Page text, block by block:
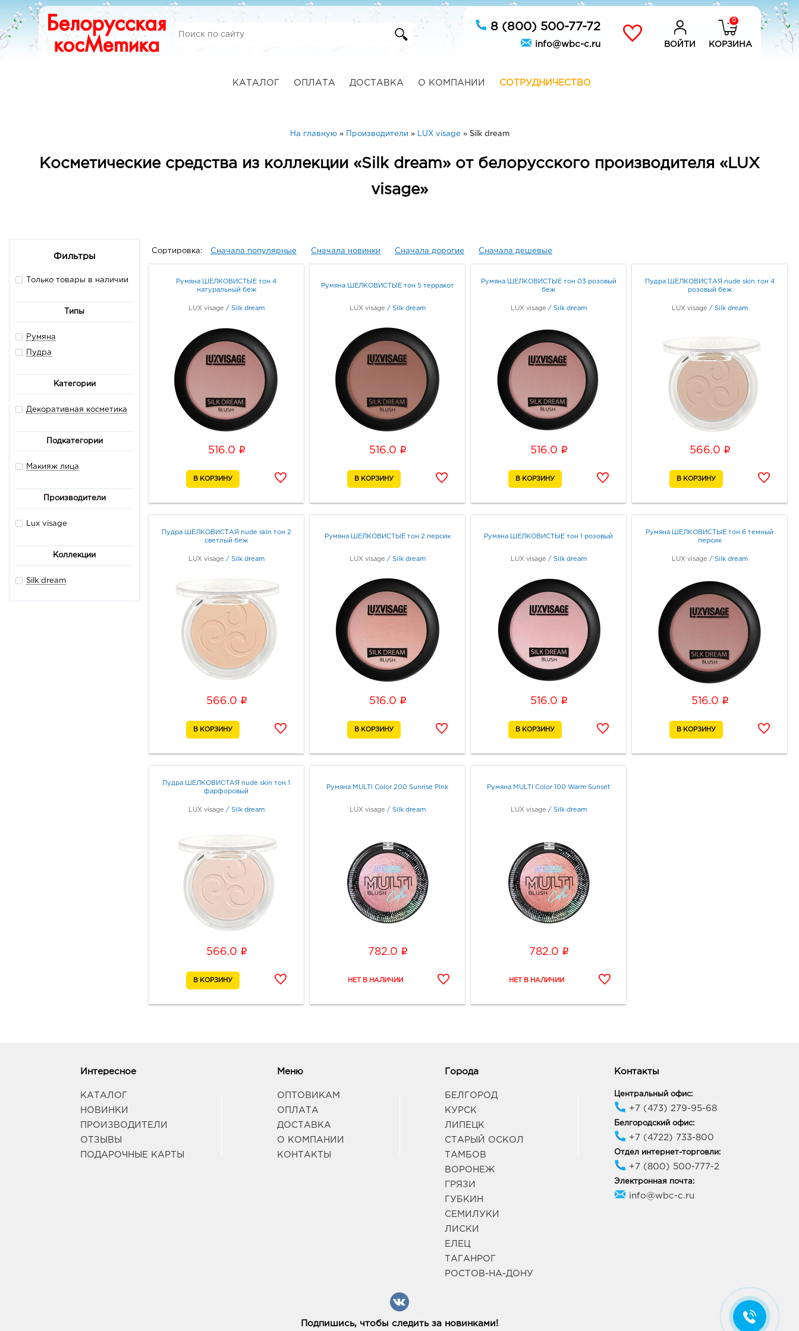
8 (800) 500-77-72
info@wbc-c.ru ВОЙТИ
0
КОРЗИНА
КАТАЛОГ ОПЛАТА ДОСТАВКА О КОМПАНИИ СОТРУДНИЧЕСТВО
На главную» Производители » LUX visage » Silk dream
Косметические средства из коллекции «Silk dream» от белорусского производителя «LUX
visage»
Фильтры
Только товары в наличии
Типы
Румяна
Пудра
Категории
Декоративная косметика
Подкатегории
Макияж лица
Производители
Lux visage
Коллекции
Silk dream
Сортировка: Сначала популярные Сначала новинки Сначала дорогие Сначала дешевые
Румяна ШЕЛКОВИСТЫЕ тон 4
натуральный беж
LUX visage / Silk dream
516.0 i
Румяна ШЕЛКОВИСТЫЕ тон 5 терракот
LUX visage / Silk dream
516.0 i
Румяна ШЕЛКОВИСТЫЕ тон 03 розовый
беж
LUX visage / Silk dream
516.0 i
Пудра ШЕЛКОВИСТАЯ nude skin тон 4
розовый беж
LUX visage / Silk dream
566.0 i
Пудра ШЕЛКОВИСТАЯ nude skin тон 2
светлый беж
LUX visage / Silk dream
566.0 i
Румяна ШЕЛКОВИСТЫЕ тон 2 персик
LUX visage / Silk dream
516.0 i
Румяна ШЕЛКОВИСТЫЕ тон 1 розовый
LUX visage / Silk dream
516.0 i
Румяна ШЕЛКОВИСТЫЕ тон 6 темный
персик
LUX visage / Silk dream
516.0 i
Пудра ШЕЛКОВИСТАЯ nude skin тон 1
фарфоровый
LUX visage / Silk dream
566.0 i
Румяна MULTI Color 200 Sunrise Pink
LUX visage / Silk dream
782.0 i
Румяна MULTI Color 100 Warm Sunset
LUX visage / Silk dream
782.0 i
Интересное
КАТАЛОГ
НОВИНКИ
ПРОИЗВОДИТЕЛИ
ОТЗЫВЫ
ПОДАРОЧНЫЕ КАРТЫ
Меню
ОПТОВИКАМ
ОПЛАТА
ДОСТАВКА
О КОМПАНИИ
КОНТАКТЫ
Города
БЕЛГОРОД
КУРСК
ЛИПЕЦК
СТАРЫЙ ОСКОЛ
ТАМБОВ
ВОРОНЕЖ
ГРЯЗИ
ГУБКИН
СЕМИЛУКИ
ЛИСКИ
ЕЛЕЦ
ТАГАНРОГ
РОСТОВ-НА-ДОНУ
Контакты
Центральный офис:
+7 (473) 279-95-68
Белгородский офис:
+7 (4722) 733-800
Отдел интернет-торговли:
+7 (800) 500-777-2
Электронная почта:
info@wbc-c.ru
Подпишись, чтобы следить за новинками!